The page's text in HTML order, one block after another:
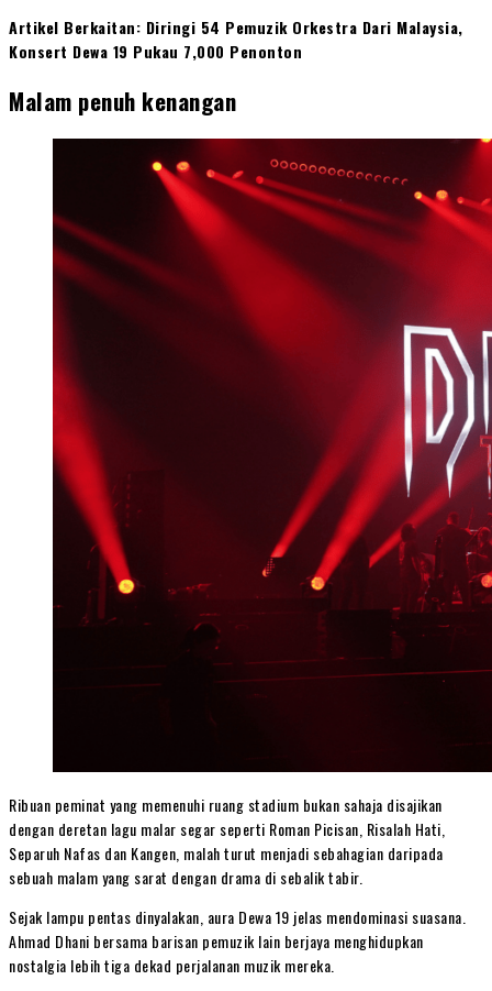
Artikel Berkaitan: Diringi 54 Pemuzik Orkestra Dari Malaysia,
Konsert Dewa 19 Pukau 7,000 Penonton
Malam penuh kenangan
Ribuan peminat yang memenuhi ruang stadium bukan sahaja disajikan
dengan deretan lagu malar segar seperti Roman Picisan, Risalah Hati,
Separuh Nafas dan Kangen, malah turut menjadi sebahagian daripada
sebuah malam yang sarat dengan drama di sebalik tabir.
Sejak lampu pentas dinyalakan, aura Dewa 19 jelas mendominasi suasana.
Ahmad Dhani bersama barisan pemuzik lain berjaya menghidupkan
nostalgia lebih tiga dekad perjalanan muzik mereka.